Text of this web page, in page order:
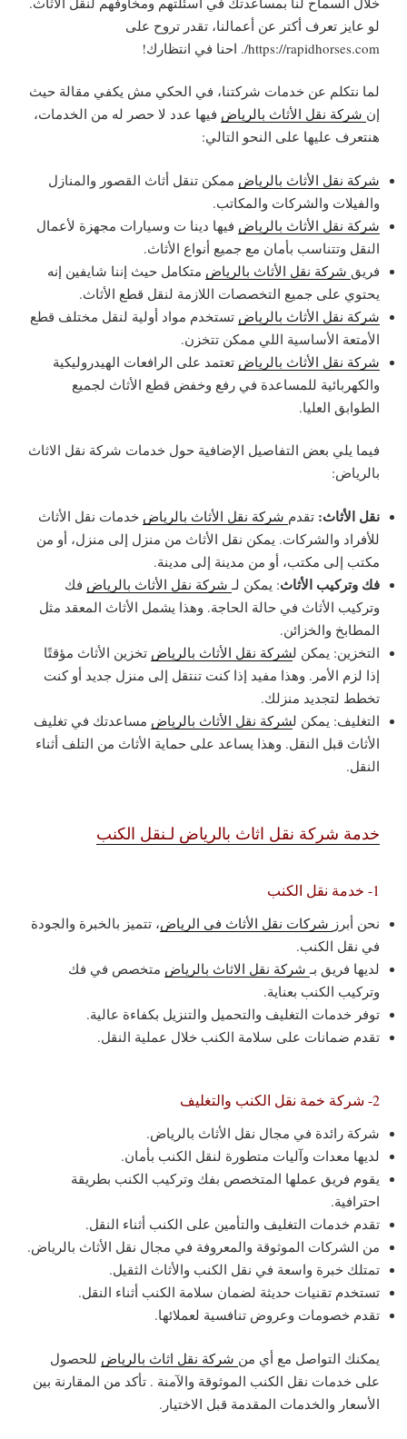
لو عايز تعرف أكتر عن أعمالنا، تقدر تروح على
https://rapidhorses.com/. احنا في انتظارك!
لما نتكلم عن خدمات شركتنا، في الحكي مش يكفي مقالة حيث
إن شركة نقل الأثاث بالرياض فيها عدد لا حصر له من الخدمات،
هنتعرف عليها على النحو التالي:
شركة نقل الأثاث بالرياض ممكن تنقل أثاث القصور والمنازل
والفيلات والشركات والمكاتب.
شركة نقل الأثاث بالرياض فيها دينا ت وسيارات مجهزة لأعمال
النقل وتتناسب بأمان مع جميع أنواع الأثاث.
فريق شركة نقل الأثاث بالرياض متكامل حيث إننا شايفين إنه
يحتوي على جميع التخصصات اللازمة لنقل قطع الأثاث.
شركة نقل الأثاث بالرياض تستخدم مواد أولية لنقل مختلف قطع
الأمتعة الأساسية اللي ممكن تتخزن.
شركة نقل الأثاث بالرياض تعتمد على الرافعات الهيدروليكية
والكهربائية للمساعدة في رفع وخفض قطع الأثاث لجميع
الطوابق العليا.
فيما يلي بعض التفاصيل الإضافية حول خدمات شركة نقل الاثاث
بالرياض:
نقل الأثاث: تقدم شركة نقل الأثاث بالرياض خدمات نقل الأثاث
للأفراد والشركات. يمكن نقل الأثاث من منزل إلى منزل، أو من
مكتب إلى مكتب، أو من مدينة إلى مدينة.
فك وتركيب الأثاث: يمكن لـ شركة نقل الأثاث بالرياض فك
وتركيب الأثاث في حالة الحاجة. وهذا يشمل الأثاث المعقد مثل
المطابخ والخزائن.
التخزين: يمكن لشركة نقل الأثاث بالرياض تخزين الأثاث مؤقتًا
إذا لزم الأمر. وهذا مفيد إذا كنت تنتقل إلى منزل جديد أو كنت
تخطط لتجديد منزلك.
التغليف: يمكن لشركة نقل الأثاث بالرياض مساعدتك في تغليف
الأثاث قبل النقل. وهذا يساعد على حماية الأثاث من التلف أثناء
النقل.
خدمة شركة نقل اثاث بالرياض لـنقل الكنب
1- خدمة نقل الكنب
نحن أبرز شركات نقل الأثاث في الرياض، تتميز بالخبرة والجودة
في نقل الكنب.
لديها فريق بـ شركة نقل الاثاث بالرياض متخصص في فك
وتركيب الكنب بعناية.
توفر خدمات التغليف والتحميل والتنزيل بكفاءة عالية.
تقدم ضمانات على سلامة الكنب خلال عملية النقل.
2- شركة خمة نقل الكنب والتغليف
شركة رائدة في مجال نقل الأثاث بالرياض.
لديها معدات وآليات متطورة لنقل الكنب بأمان.
يقوم فريق عملها المتخصص بفك وتركيب الكنب بطريقة
احترافية.
تقدم خدمات التغليف والتأمين على الكنب أثناء النقل.
من الشركات الموثوقة والمعروفة في مجال نقل الأثاث بالرياض.
تمتلك خبرة واسعة في نقل الكنب والأثاث الثقيل.
تستخدم تقنيات حديثة لضمان سلامة الكنب أثناء النقل.
تقدم خصومات وعروض تنافسية لعملائها.
يمكنك التواصل مع أي من شركة نقل اثاث بالرياض للحصول
على خدمات نقل الكنب الموثوقة والآمنة . تأكد من المقارنة بين
الأسعار والخدمات المقدمة قبل الاختيار.